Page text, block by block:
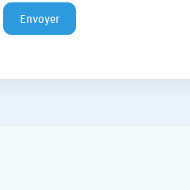
Envoyer